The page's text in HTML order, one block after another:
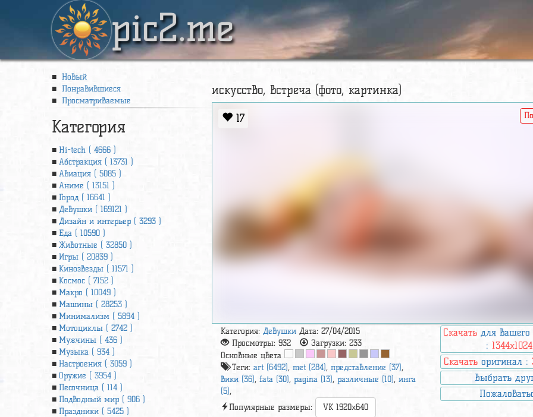
pic2.me
Новый
Понравившиеся
Просматриваемые
Категория
Hi-tech ( 4666 )
Абстракция ( 13731 )
Авиация ( 5085 )
Аниме ( 13151 )
Город ( 16641 )
Девушки ( 169121 )
Дизайн и интерьер ( 3293 )
Еда ( 10590 )
Животные ( 32850 )
Игры ( 20839 )
Кинозвезды ( 11571 )
Космос ( 7152 )
Макро ( 10049 )
Машины ( 28253 )
Минимализм ( 5894 )
Мотоциклы ( 2742 )
Мужчины ( 436 )
Музыка ( 934 )
Настроения ( 3059 )
Оружие ( 3954 )
Песочница ( 114 )
Подводный мир ( 906 )
Праздники ( 5425 )
искусство, встреча (фото, картинка)
17
Категория:Девушки Дата: 27/04/2015
Просмотры:932 Загрузки:233
Основные цвета
Теги:art (6492),met (284),представление (37),
вики (36),fata (30),pagina (13),различные (10),инга
(5),
Популярные размеры:
VK 1920x640
Скачать для
:1344x1024
Скачать оригинал :
Выбрать